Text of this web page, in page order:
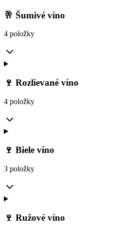
🥂 Šumivé víno
4 položky
🍷 Rozlievané víno
4 položky
🍷 Biele víno
3 položky
🍷 Ružové víno